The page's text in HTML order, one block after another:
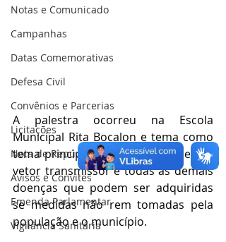
Notas e Comunicado
Campanhas
Datas Comemorativas
Defesa Civil
Convênios e Parcerias
Licitações
Nota de Repúdio
Avisos e Convites
Emenda Parlamentar
Vigilância Sanitária
A palestra ocorreu na Escola
Municipal Rita Bocalon e tema como
tema principal falar da dengue e seu
vetor transmissor e todas as demais
doenças que podem ser adquiridas
se medidas não rem tomadas pela
população e o município.